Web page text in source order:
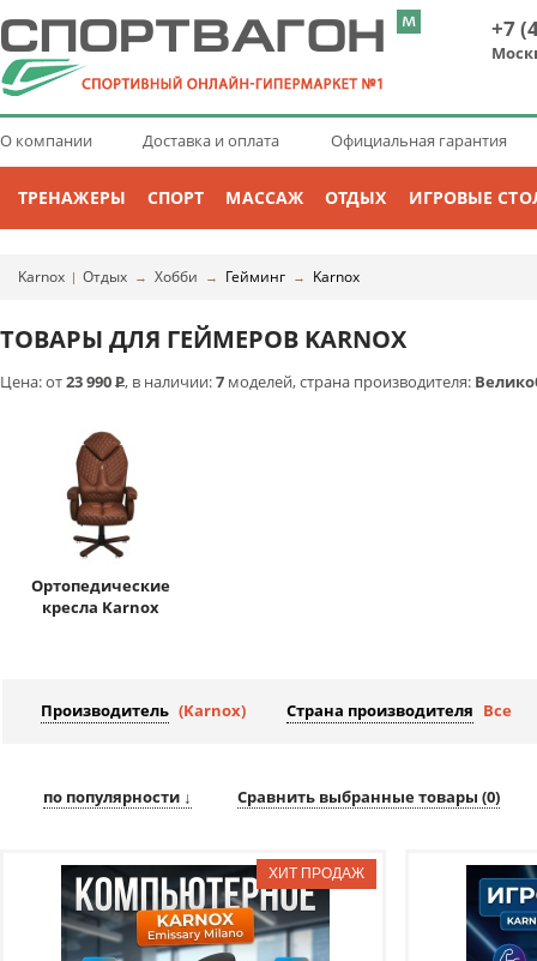
+7
О компании Доставка и оплата Официальная гарантия
ТРЕНАЖЕРЫ СПОРТ МАССАЖ ОТДЫХ ИГРОВЫЕ
Karnox | Отдых → Хобби → Гейминг → Karnox
ТОВАРЫ ДЛЯ ГЕЙМЕРОВ KARNOX
Цена: от23 990Р, в наличии:7 моделей, страна производителя:
Ортопедические
кресла Karnox
Производитель (Karnox) Страна производителя Все
по популярности ↓ Сравнить выбранные товары (0)